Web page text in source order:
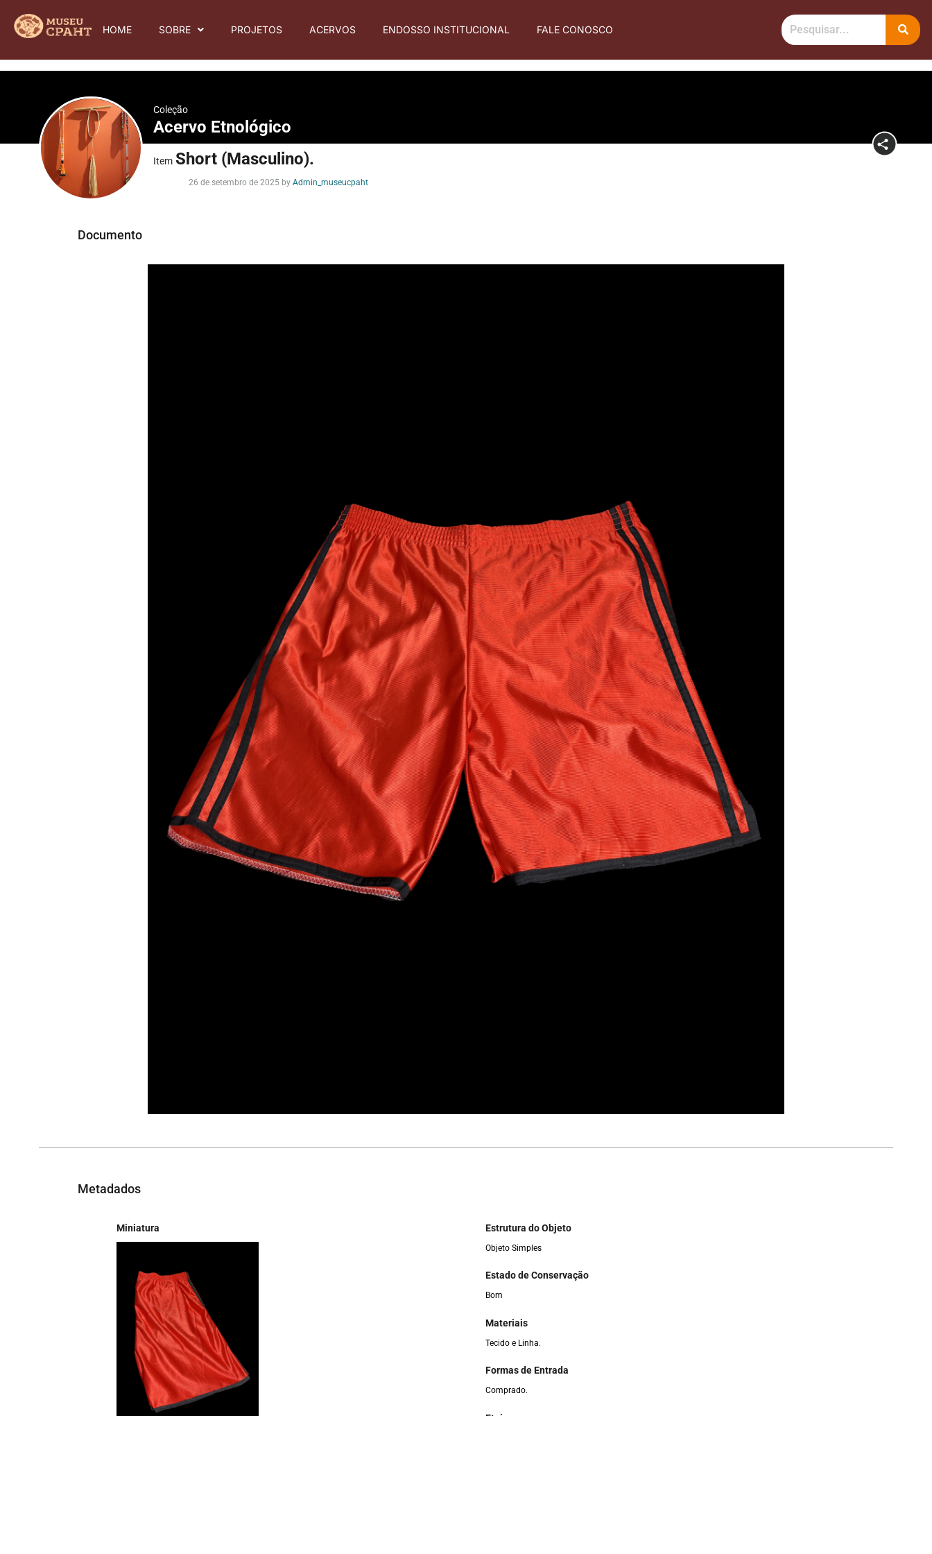
HOME SOBRE PROJETOS ACERVOS ENDOSSO INSTITUCIONAL FALE CONOSCO
Coleção
Acervo Etnológico
Item Short (Masculino).
26 de setembro de 2025 byAdmin_museucpaht
Documento
Metadados
Miniatura Estrutura do Objeto
Objeto Simples
Estado de Conservação
Bom
Materiais
Tecido e Linha.
Formas de Entrada
Comprado.
Etnia